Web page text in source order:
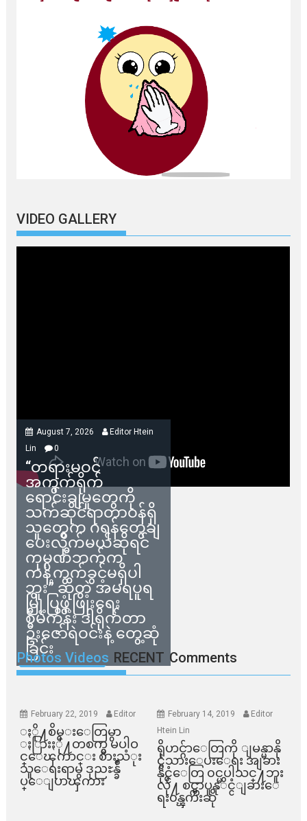
VIDEO GALLERY
August 7, 2026
Editor Htein
Lin
0
“တရားမဝင်
အကွက်ရိုက်
ရောင်းချမှုတွေကို
သက်ဆိုင်ရာတာဝန်ရှိ
သူတွေက ဂရန်တွေချ
ပေးလိုက်မယ်ဆိုရင်
ကုမ္ပဏီဘက်က
ကန့်ကွက်ခွင့်မရှိပါ
ဘူး” ဆိုတဲ့ အမရပူရ
မြို့ပြဖွံ့ဖြိုးရေး
စီမံကိန်း ဒါရိုက်တာ
ဦးဇော်ရဲဝင်းနဲ့ တွေ့ဆုံ
ခြင်း
Photos Videos RECENT Comments
February 22, 2019 Editor
ႏို႔စိမ္းေတြမွာ
ႏြားႏို႔တစက္မွ မပါဝ
င္ေၾကာင္း စားသံုး
သူေရးရာမွ ဒုညႊန္ခ်ဳ
ပ္ေျပာၾကား
February 14, 2019
Editor
Htein Lin
ရိုဟင္ဂ်ာေတြကို ျမန္မာနို
င္ငံသားေပးေရး အျခား
နိုင္ငံေတြ ၀င္မပါသင္႔ဘူး
လို႔ စင္ကာပူနုိင္ငံျခားေ
ရး၀န္ၾကီးဆို